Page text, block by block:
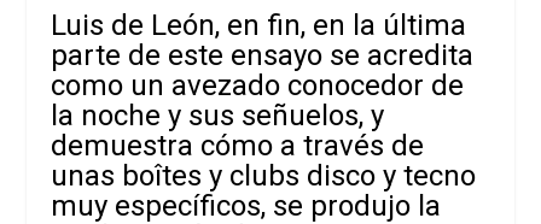
Luis de León, en fin, en la última
parte de este ensayo se acredita
como un avezado conocedor de
la noche y sus señuelos, y
demuestra cómo a través de
unas boîtes y clubs disco y tecno
muy específicos, se produjo la